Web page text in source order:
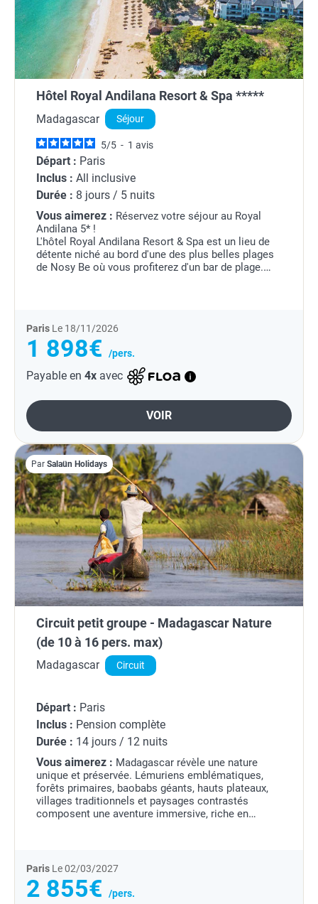
Hôtel Royal Andilana Resort & Spa *****
Madagascar Séjour
5/5 - 1 avis
Départ : Paris
Inclus : All inclusive
Durée : 8 jours / 5 nuits
Vous aimerez : Réservez votre séjour au Royal
Andilana 5* !
L'hôtel Royal Andilana Resort & Spa est un lieu de
détente niché au bord d'une des plus belles plages
de Nosy Be où vous profiterez d'un bar de plage.
Paris Le 18/11/2026
1 898€ /pers.
Payable en 4x avec
VOIR
Par Salaün Holidays
Circuit petit groupe - Madagascar Nature
(de 10 à 16 pers. max)
Madagascar Circuit
Départ : Paris
Inclus : Pension complète
Durée : 14 jours / 12 nuits
Vous aimerez : Madagascar révèle une nature
unique et préservée. Lémuriens emblématiques,
forêts primaires, baobabs géants, hauts plateaux,
villages traditionnels et paysages contrastés
composent une aventure immersive, riche en
Paris Le 02/03/2027
2 855€ /pers.